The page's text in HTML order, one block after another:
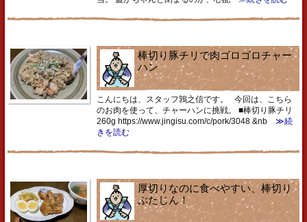
棒切り豚チリで肉ゴロゴロチャー
ハン
こんにちは、スタッフ鶉之信です。 今回は、こちら
のお肉を使って、チャーハンに挑戦。 ■棒切り豚チリ
260g https://www.jingisu.com/c/pork/3048 &nb ≫続
きを読む
厚切りなのに食べやすい、棒切り
ぶたじん！